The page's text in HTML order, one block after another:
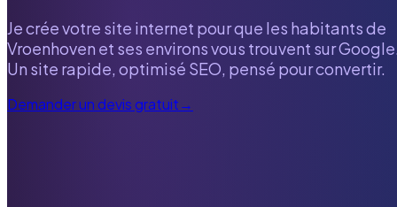
Je crée votre site internet pour que les habitants de
Vroenhoven et ses environs vous trouvent sur
Un site rapide, optimisé SEO, pensé pour convertir.
Demander un devis gratuit→